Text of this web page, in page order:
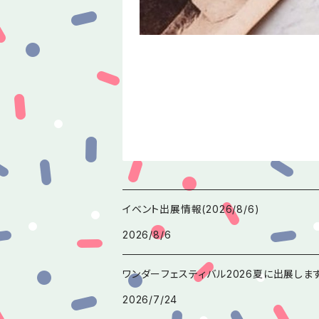
イベント出展情報(2026/8/6)
2026/8/6
ワンダーフェスティバル2026夏に出展しま
2026/7/24